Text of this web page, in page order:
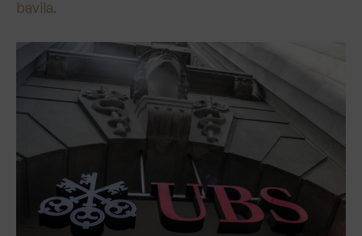
bavila.